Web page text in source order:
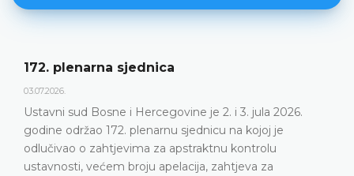
172. plenarna sjednica
03.07.2026.
Ustavni sud Bosne i Hercegovine je 2. i 3. jula 2026.
godine održao 172. plenarnu sjednicu na kojoj je
odlučivao o zahtjevima za apstraktnu kontrolu
ustavnosti, većem broju apelacija, zahtjeva za